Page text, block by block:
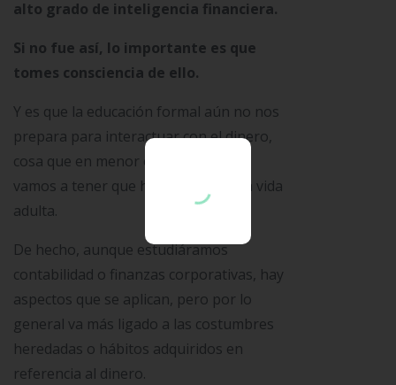
alto grado de inteligencia financiera.
Si no fue así, lo importante es que
tomes consciencia de ello.
Y es que la educación formal aún no nos
prepara para interactuar con el dinero,
cosa que en menor o mayor medida
vamos a tener que hacer en nuestra vida
adulta.
De hecho, aunque estudiáramos
contabilidad o finanzas corporativas, hay
aspectos que se aplican, pero por lo
general va más ligado a las costumbres
heredadas o hábitos adquiridos en
referencia al dinero.